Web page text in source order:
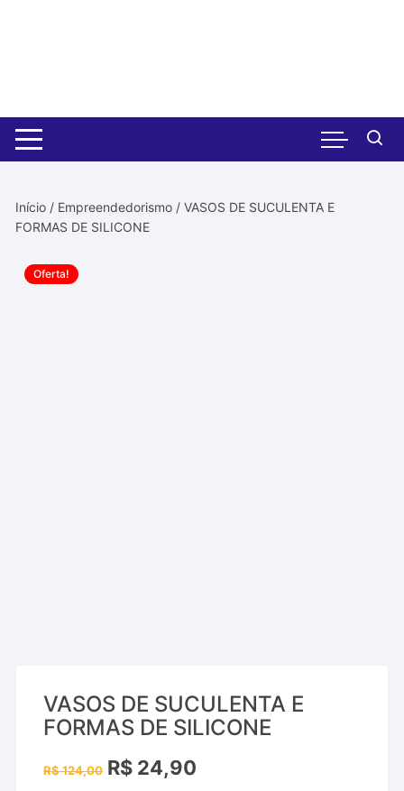
Início / Empreendedorismo / VASOS DE SUCULENTA E
FORMAS DE SILICONE
Oferta!
VASOS DE SUCULENTA E
FORMAS DE SILICONE
R$124,00 O
preço
R$ 24,90